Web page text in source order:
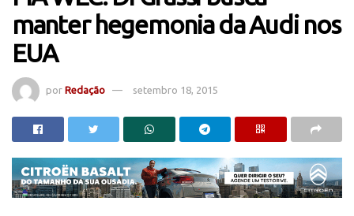
manter hegemonia da Audi nos
EUA
por Redação setembro 18, 2015